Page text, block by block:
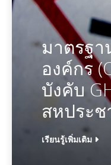
มาตรฐา
องค์กร
บังคับ
สหประ
เรียนรู้เพิ่มเติม